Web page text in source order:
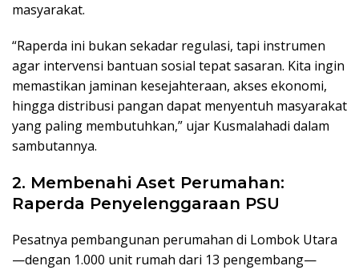
masyarakat.
“Raperda ini bukan sekadar regulasi, tapi instrumen
agar intervensi bantuan sosial tepat sasaran. Kita ingin
memastikan jaminan kesejahteraan, akses ekonomi,
hingga distribusi pangan dapat menyentuh masyarakat
yang paling membutuhkan,” ujar Kusmalahadi dalam
sambutannya.
2. Membenahi Aset Perumahan:
Raperda Penyelenggaraan PSU
Pesatnya pembangunan perumahan di Lombok Utara
—dengan 1.000 unit rumah dari 13 pengembang—